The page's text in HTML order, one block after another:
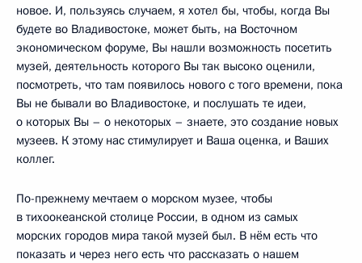
новое. И, пользуясь случаем, я хотел бы, чтобы, когда Вы
будете во Владивостоке, может быть, на Восточном
экономическом форуме, Вы нашли возможность посетить
музей, деятельность которого Вы так высоко оценили,
посмотреть, что там появилось нового с того времени, пока
Вы не бывали во Владивостоке, и послушать те идеи,
о которых Вы – о некоторых – знаете, это создание новых
музеев. К этому нас стимулирует и Ваша оценка, и Ваших
коллег.
По-прежнему мечтаем о морском музее, чтобы
в тихоокеанской столице России, в одном из самых
морских городов мира такой музей был. В нём есть что
показать и через него есть что рассказать о нашем